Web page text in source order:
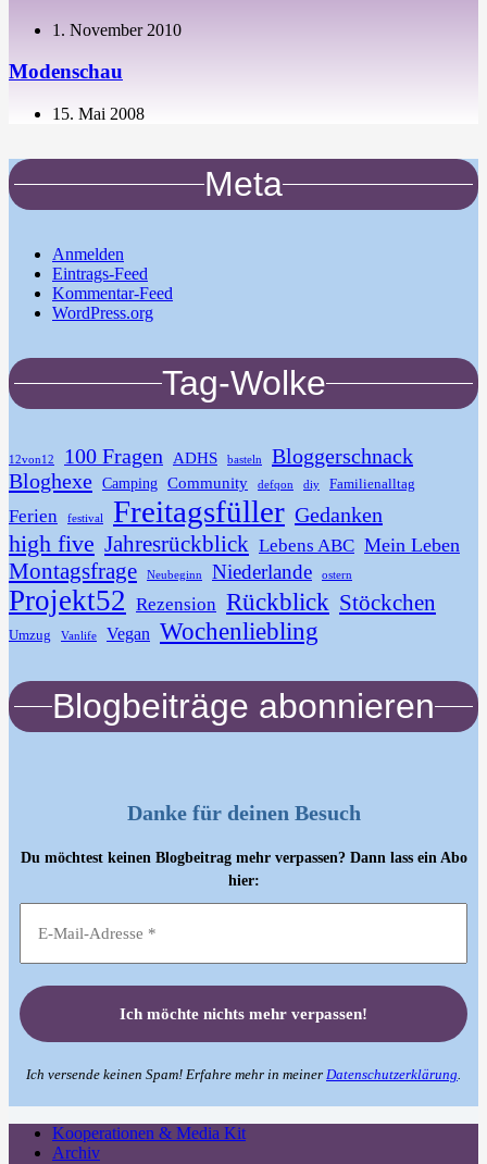
1. November 2010
Modenschau
15. Mai 2008
Meta
Anmelden
Eintrags-Feed
Kommentar-Feed
WordPress.org
Tag-Wolke
12von12 100 Fragen ADHS basteln
Bloggerschnack
Bloghexe Camping Community defqon diy Familienalltag
Ferien festival Freitagsfüller Gedanken
high five Jahresrückblick Lebens ABC Mein Leben
Montagsfrage Neubeginn Niederlande ostern
Projekt52 Rezension Rückblick Stöckchen
Umzug Vanlife Vegan Wochenliebling
Blogbeiträge abonnieren
Danke für deinen Besuch
Du möchtest keinen Blogbeitrag mehr verpassen? Dann lass ein Abo
hier:
Ich versende keinen Spam! Erfahre mehr in meiner Datenschutzerklärung.
Kooperationen & Media Kit
Archiv